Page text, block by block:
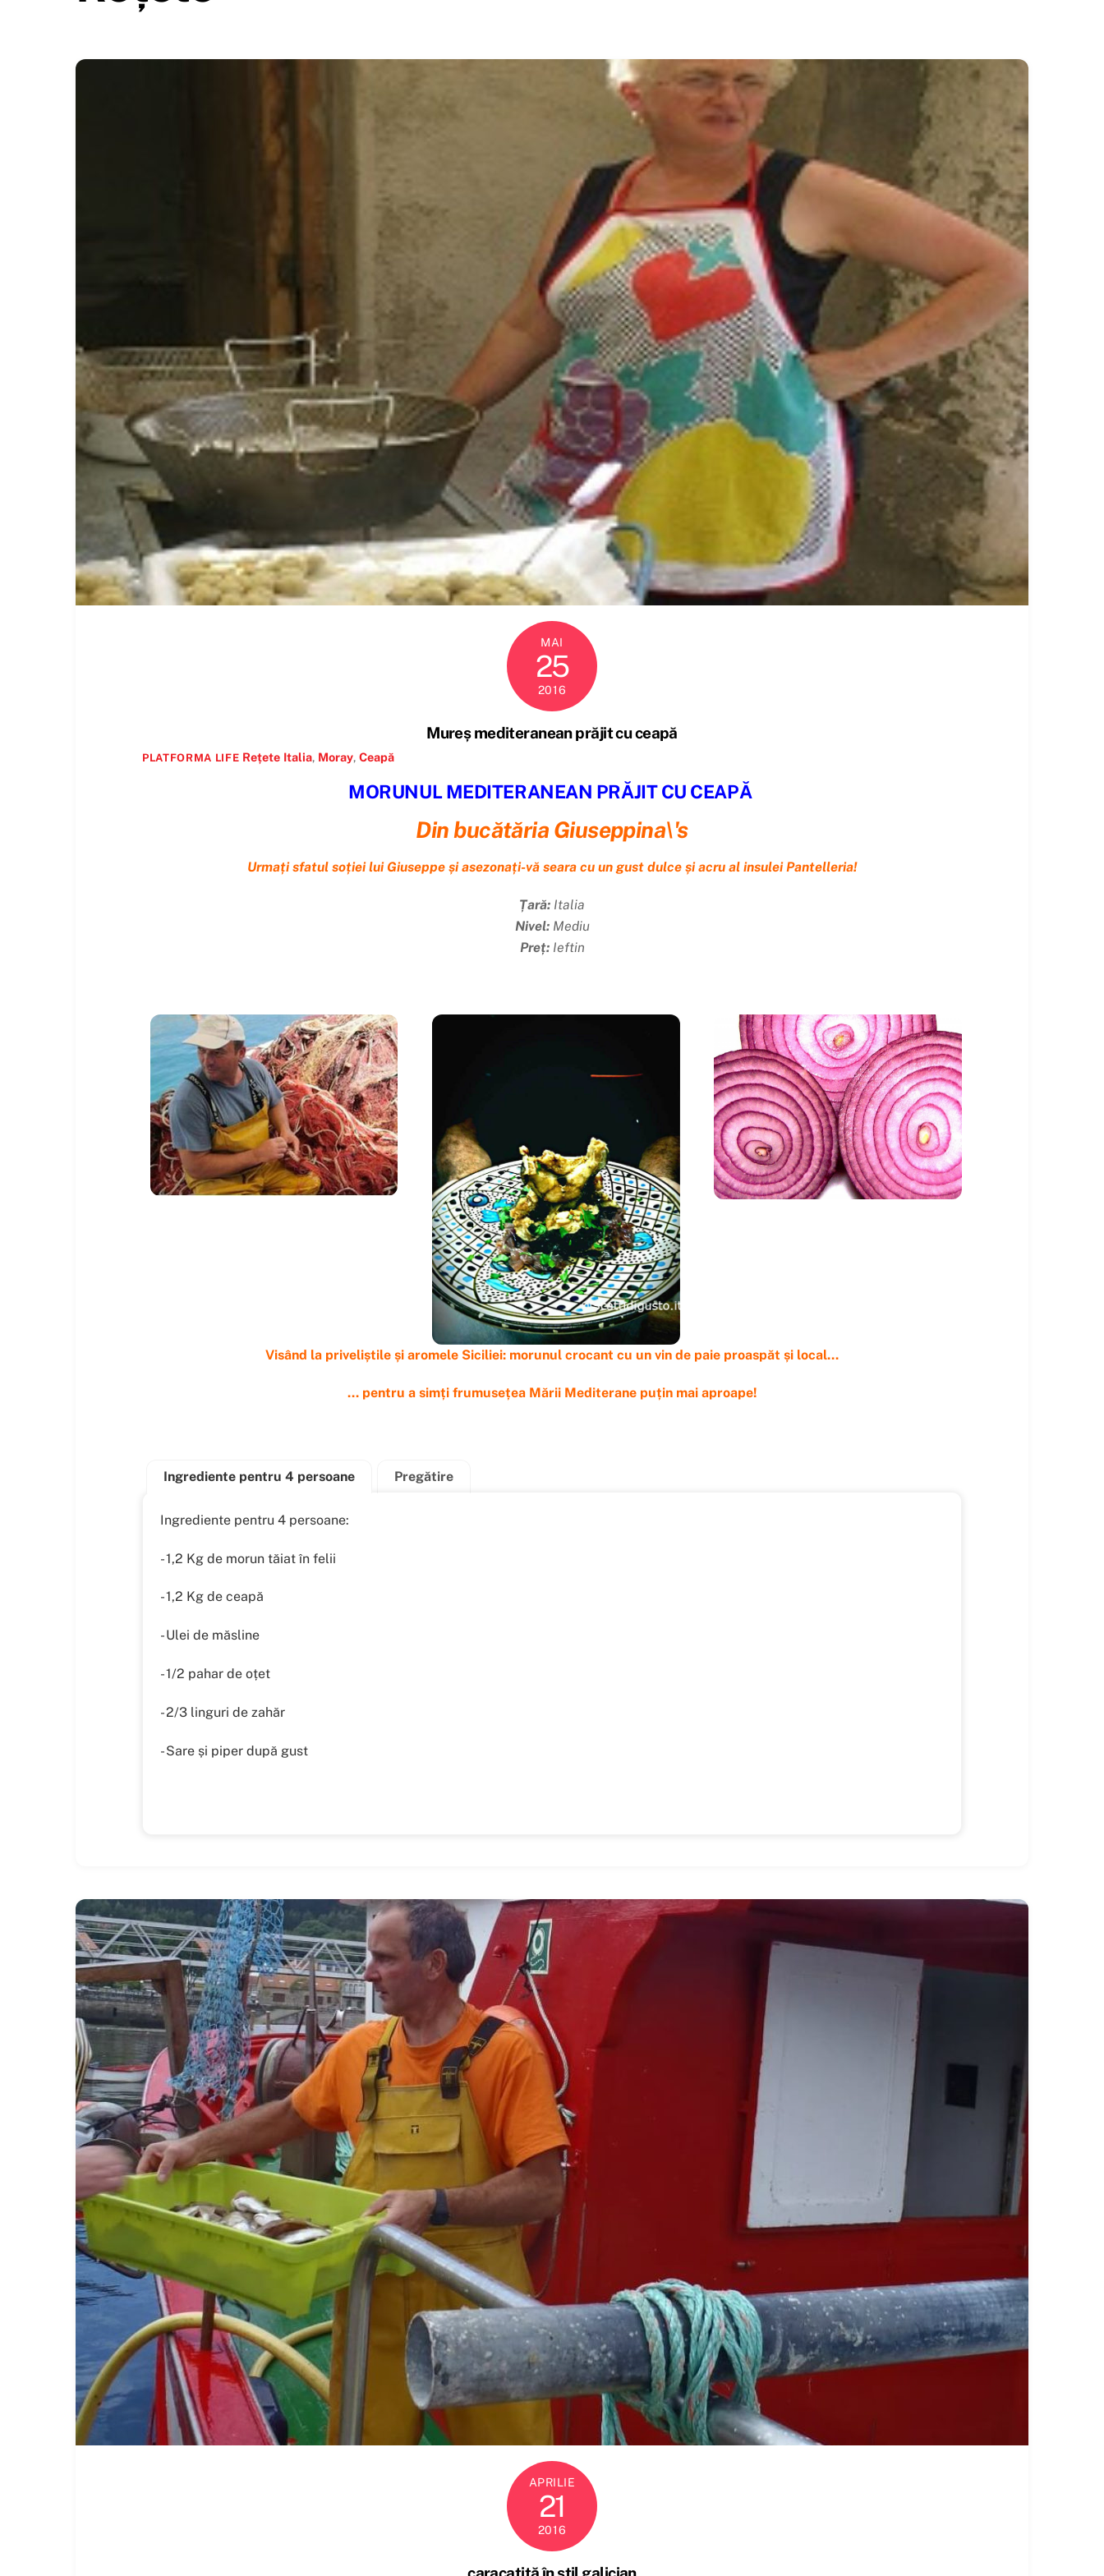
MAI
25
2016
Mureș mediteranean prăjit cu ceapă
PLATFORMA LIFE Rețete Italia, Moray,Ceapă
MORUNUL MEDITERANEAN PRĂJIT CU CEAPĂ
Din bucătăria Giuseppina\'s
Urmați sfatul soției lui Giuseppe și asezonați-vă seara cu un gust dulce și acru al insulei Pantelleria!
Țară: Italia
Nivel:Mediu
Preț:Ieftin
Visând la priveliștile și aromele Siciliei: morunul crocant cu un vin de paie proaspăt și local...
... pentru a simți frumusețea Mării Mediterane puțin mai aproape!
Ingrediente pentru 4 persoane Pregătire
Ingrediente pentru 4 persoane:
- 1,2 Kg de morun tăiat în felii
- 1,2 Kg de ceapă
- Ulei de măsline
- 1/2 pahar de oțet
- 2/3 linguri de zahăr
- Sare și piper după gust
APRILIE
21
2016